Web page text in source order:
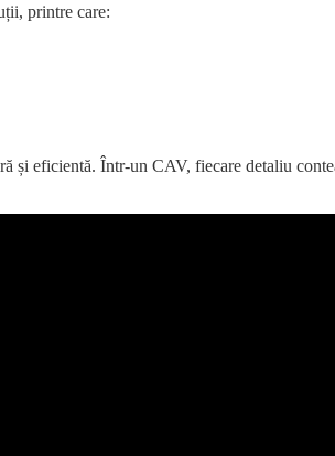
printre care:
și eficientă. Într-un CAV, fiecare detaliu